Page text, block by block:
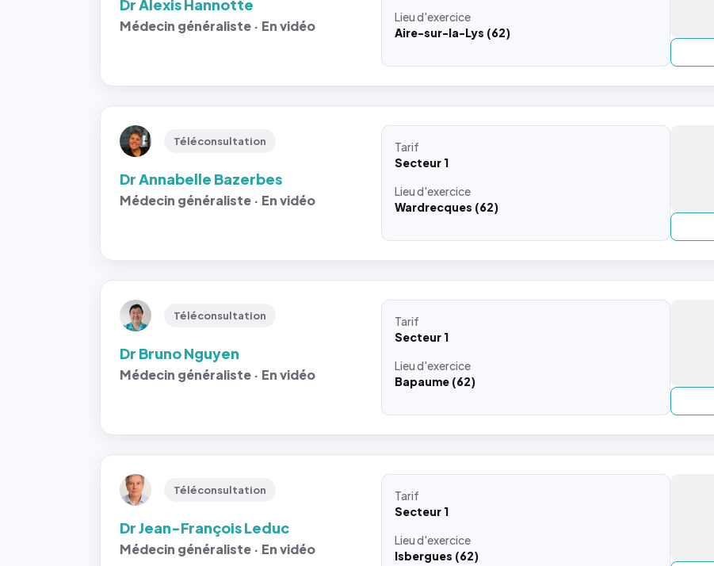
Dr Alexis Hannotte
Médecin généraliste · En vidéo
Lieud'exercice
Aire-sur-la-Lys (62)
Téléconsultation
Dr Annabelle Bazerbes
Médecin généraliste · En vidéo
Tarif
Secteur 1
Lieud'exercice
Wardrecques (62)
Téléconsultation
Dr Bruno Nguyen
Médecin généraliste · En vidéo
Tarif
Secteur 1
Lieud'exercice
Bapaume (62)
Téléconsultation
Dr Jean-François Leduc
Médecin généraliste · En vidéo
Tarif
Secteur 1
Lieud'exercice
Isbergues (62)